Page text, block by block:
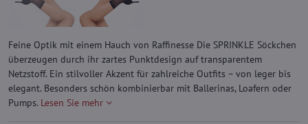
Feine Optik mit einem Hauch von Raffinesse Die SPRINKLE Söckchen
überzeugen durch ihr zartes Punktdesign auf transparentem
Netzstoff. Ein stilvoller Akzent für zahlreiche Outfits – von leger bis
elegant. Besonders schön kombinierbar mit Ballerinas, Loafern oder
Pumps. Lesen Sie mehr